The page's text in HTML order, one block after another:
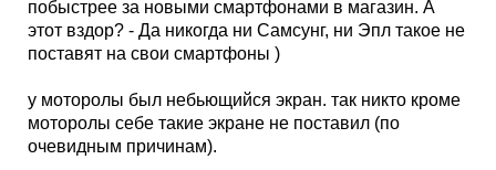
побыстрее за новыми смартфонами в магазин. А
этот вздор? - Да никогда ни Самсунг, ни Эпл такое не
поставят на свои смартфоны )
у моторолы был небьющийся экран. так никто кроме
моторолы себе такие экране не поставил (по
очевидным причинам).